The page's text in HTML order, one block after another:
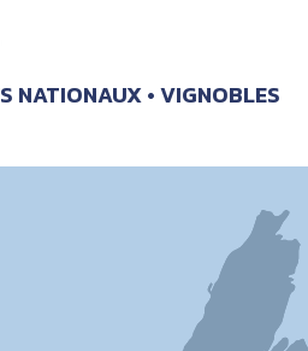
NATIONAUX VIGNOBLES